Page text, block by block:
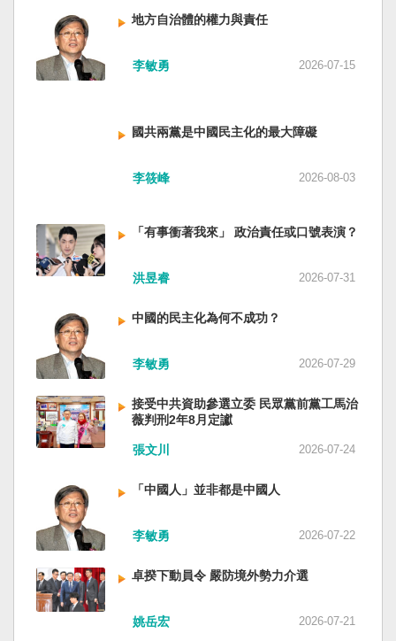
地方自治體的權力與責任
李敏勇 2026-07-15
國共兩黨是中國民主化的最大障礙
李筱峰 2026-08-03
「有事衝著我來」 政治責任或口號表演？
洪昱睿 2026-07-31
中國的民主化為何不成功？
李敏勇 2026-07-29
接受中共資助參選立委 民眾黨前黨工馬治
薇判刑2年8月定讞
張文川 2026-07-24
「中國人」並非都是中國人
李敏勇 2026-07-22
卓揆下動員令 嚴防境外勢力介選
姚岳宏 2026-07-21